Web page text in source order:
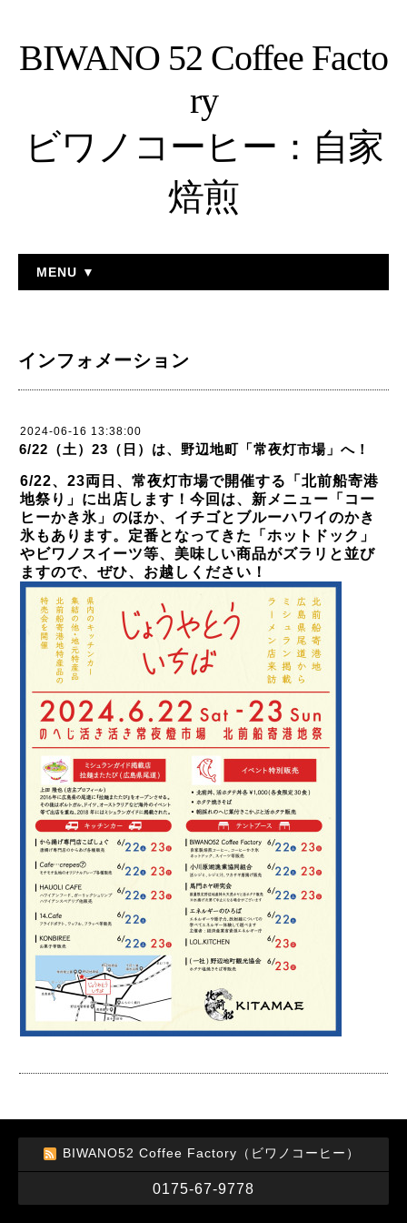
BIWANO 52 Coffee Facto
ry
ビワノコーヒー：自家
焙煎
MENU ▼
インフォメーション
2024-06-16 13:38:00
6/22（土）23（日）は、野辺地町「常夜灯市場」へ！
6/22、23両日、常夜灯市場で開催する「北前船寄港
地祭り」に出店します！今回は、新メニュー「コー
ヒーかき氷」のほか、イチゴとブルーハワイのかき
氷もあります。定番となってきた「ホットドック」
やビワノスイーツ等、美味しい商品がズラリと並び
ますので、ぜひ、お越しください！
BIWANO52 Coffee Factory（ビワノコーヒー）
0175-67-9778